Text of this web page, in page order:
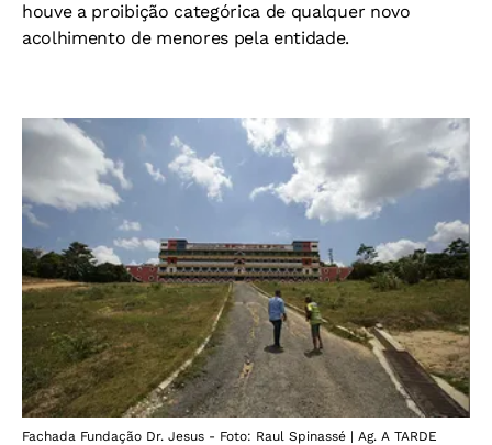
houve a proibição categórica de qualquer novo
acolhimento de menores pela entidade.
Fachada Fundação Dr. Jesus - Foto: Raul Spinassé | Ag. A TARDE